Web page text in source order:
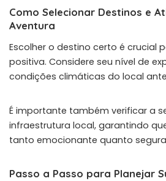
Como Selecionar Destinos e
Aventura
Escolher o destino certo é crucial
positiva. Considere seu nível de
condições climáticas do local
É importante também verificar a
infraestrutura local, garantindo
tanto emocionante quanto
Passo a Passo para Planejar